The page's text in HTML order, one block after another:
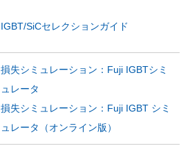
IGBT/SiCセレクションガイド
損失シミュレーション：Fuji IGBTシミ
ュレータ
損失シミュレーション：Fuji IGBT シミ
ュレータ（オンライン版）